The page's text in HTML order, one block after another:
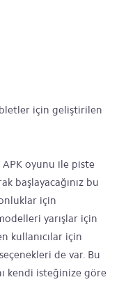
için geliştirilen
oyunu ile piste
başlayacağınız bu
için
yarışlar için
kullanıcılar için
de var. Bu
kendi isteğinize göre